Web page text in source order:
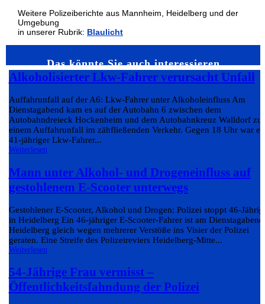
Weitere Polizeiberichte aus Mannheim, Heidelberg und der
Umgebung
in unserer Rubrik: Blaulicht
Das könnte Sie auch interessieren…
Alkoholisierter Lkw-Fahrer verursacht Unfall
Auffahrunfall auf der A6: Lkw-Fahrer unter Alkoholeinfluss Am
Dienstagabend kam es auf der Autobahn 6 zwischen dem
Autobahndreieck Hockenheim und dem Autobahnkreuz Walldorf zu
einem Auffahrunfall im zähfließenden Verkehr. Gegen 18 Uhr war
41-jähriger Lkw-Fahrer...
Weiterlesen
Mann unter Alkohol- und Drogeneinfluss auf
gestohlenem E-Scooter unterwegs
Gestohlener E-Scooter, Alkohol und Drogen: Polizei stoppt 46-
in Heidelberg Ein 46-jähriger E-Scooter-Fahrer ist am
Heidelberg gleich wegen mehrerer Verstöße ins Visier der Polizei
geraten. Eine Streife des Polizeireviers Heidelberg-Mitte...
Weiterlesen
54-Jährige Frau vermisst –
Öffentlichkeitsfahndung der Polizei